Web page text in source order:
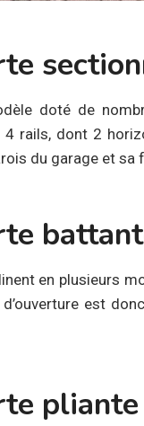
doté de
4 rails, dont 2
du garage et
en plusieurs
est
pliante